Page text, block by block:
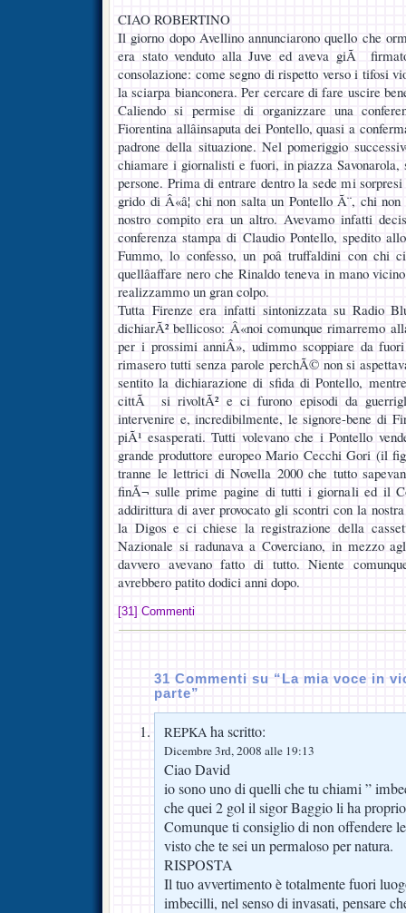
CIAO ROBERTINO
Il giorno dopo Avellino annunciarono quello che
era stato venduto alla Juve ed aveva giÃ
consolazione: come segno di rispetto verso i tifosi
la sciarpa bianconera. Per cercare di fare uscire
Caliendo si permise di organizzare una
Fiorentina allâinsaputa dei Pontello, quasi a
padrone della situazione. Nel pomeriggio
chiamare i giornalisti e fuori, in piazza Savonarola,
persone. Prima di entrare dentro la sede mi
grido di Â«â¦ chi non salta un Pontello Ã¨, chi
nostro compito era un altro. Avevamo infatti
conferenza stampa di Claudio Pontello, spedito
Fummo, lo confesso, un poâ truffaldini con chi
quellâaffare nero che Rinaldo teneva in mano
realizzammo un gran colpo.
Tutta Firenze era infatti sintonizzata su Radio
dichiarÃ² bellicoso: Â«noi comunque rimarremo
per i prossimi anniÂ», udimmo scoppiare da
rimasero tutti senza parole perchÃ© non si
sentito la dichiarazione di sfida di Pontello,
cittÃ si rivoltÃ² e ci furono episodi da
intervenire e, incredibilmente, le signore-bene di
piÃ¹ esasperati. Tutti volevano che i Pontello
grande produttore europeo Mario Cecchi Gori (il
tranne le lettrici di Novella 2000 che tutto
finÃ¬ sulle prime pagine di tutti i giornali ed il
addirittura di aver provocato gli scontri con la
la Digos e ci chiese la registrazione della
Nazionale si radunava a Coverciano, in mezzo
davvero avevano fatto di tutto. Niente
avrebbero patito dodici anni dopo.
[31] Commenti
31 Commenti su “La mia voce in
parte”
REPKA ha scritto:
Dicembre 3rd, 2008 alle 19:13
Ciao David
io sono uno di quelli che tu chiami ”
che quei 2 gol il sigor Baggio li ha
Comunque ti consiglio di non offendere
visto che te sei un permaloso per natura.
RISPOSTA
Il tuo avvertimento è totalmente fuori
imbecilli, nel senso di invasati, pensare